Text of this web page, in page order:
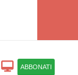
ABBONATI